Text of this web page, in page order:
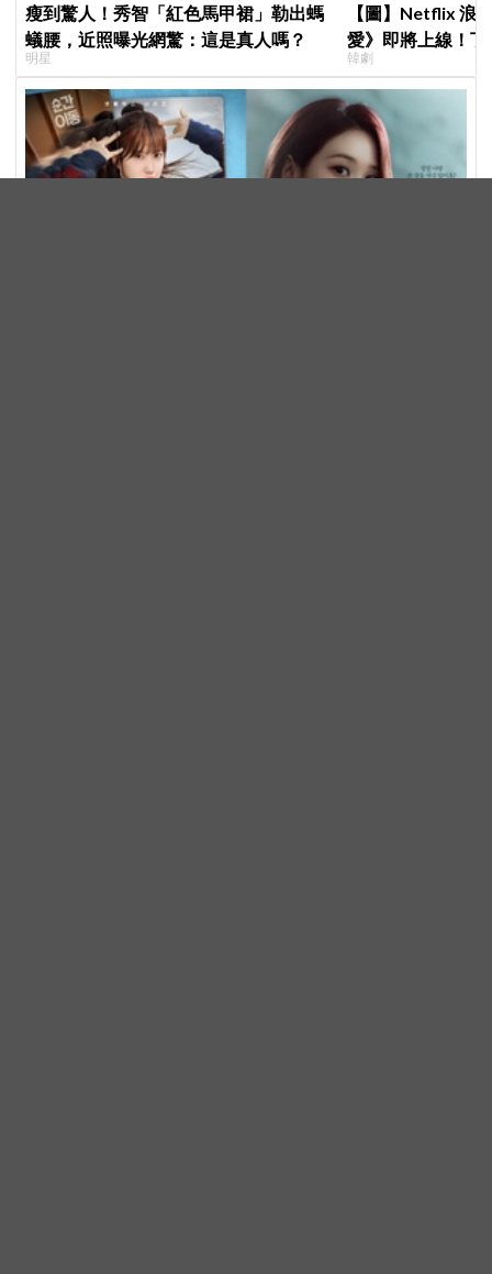
瘦到驚人！秀智「紅色馬甲裙」勒出螞
蟻腰，近照曝光網驚：這是真人嗎？
明星
【圖】Netflix 浪
愛》即將上線！
製作發表會，甜
韓劇